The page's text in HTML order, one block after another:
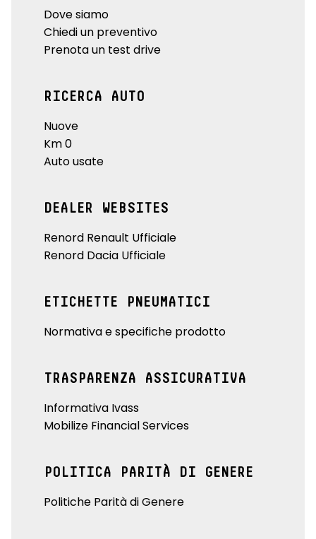
Dove siamo
Chiedi un preventivo
Prenota un test drive
RICERCA AUTO
Nuove
Km 0
Auto usate
DEALER WEBSITES
Renord Renault Ufficiale
Renord Dacia Ufficiale
ETICHETTE PNEUMATICI
Normativa e specifiche prodotto
TRASPARENZA ASSICURATIVA
Informativa Ivass
Mobilize Financial Services
POLITICA PARITÀ DI GENERE
Politiche Parità di Genere